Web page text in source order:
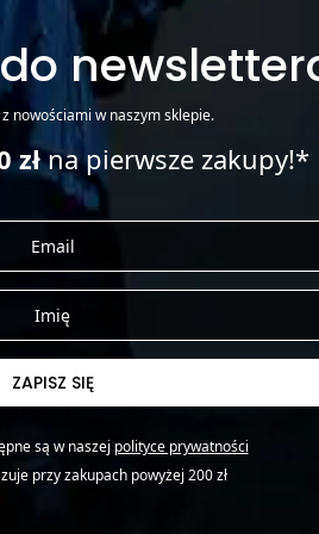
nowościami w naszym sklepie.
złna pierwsze zakupy!*
ZAPISZ SIĘ
są w naszej polityce prywatności
przy zakupach powyżej 200 zł